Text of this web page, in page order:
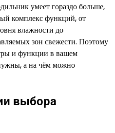
умеет гораздо больше,
комплекс функций, от
влажности до
зон свежести. Поэтому
и функции в вашем
а на чём можно
выбора